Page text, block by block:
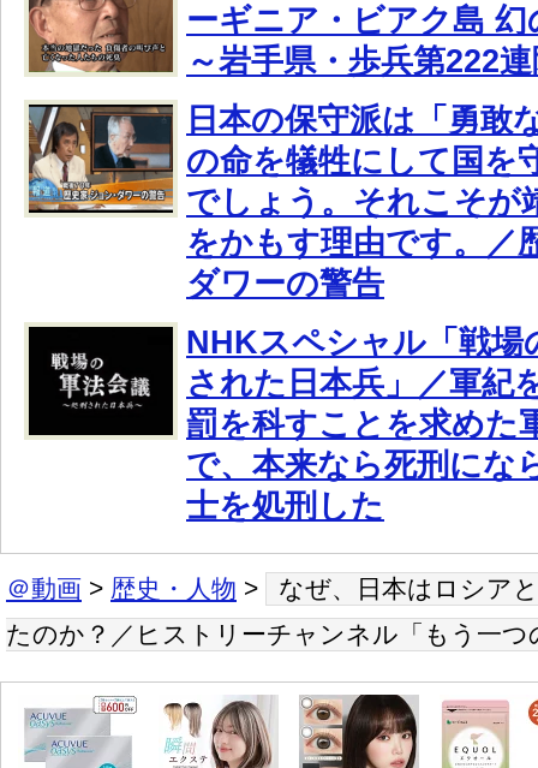
ーギニア・ビアク島 幻
～岩手県・歩兵第222
日本の保守派は「勇敢
の命を犠牲にして国を
でしょう。それこそが
をかもす理由です。／
ダワーの警告
NHKスペシャル「戦場
された日本兵」／軍紀
罰を科すことを求めた
で、本来なら死刑にな
士を処刑した
＠動画 > 歴史・人物 >
なぜ、日本はロシア
たのか？／ヒストリーチャンネル「もう一つ